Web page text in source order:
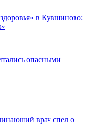
в Кувшиново:
опасными
врач спел о